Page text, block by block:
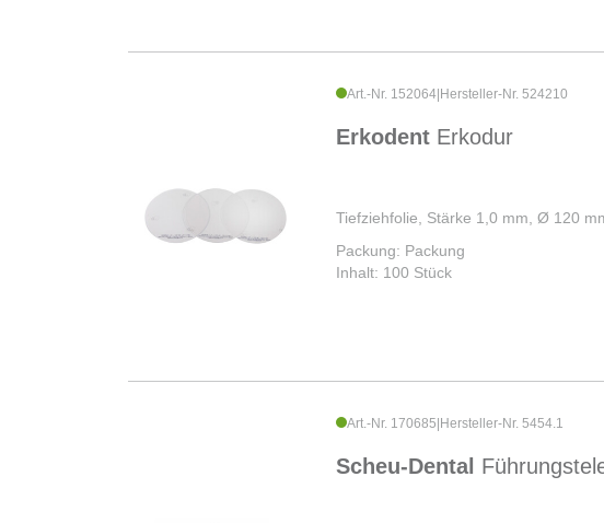
Art.-Nr. 152064 Hersteller-Nr. 524210
Erkodent Erkodur
Tiefziehfolie, Stärke 1,0 mm, Ø 120
Packung: Packung
Inhalt: 100 Stück
Art.-Nr. 170685 Hersteller-Nr. 5454.1
Scheu-Dental